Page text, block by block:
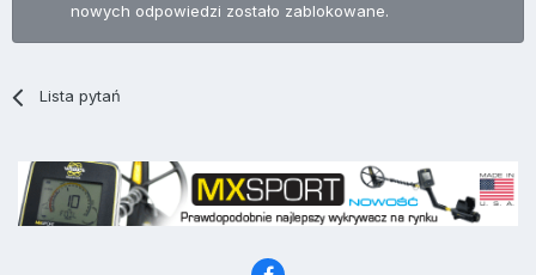
nowych odpowiedzi zostało zablokowane.
Lista pytań